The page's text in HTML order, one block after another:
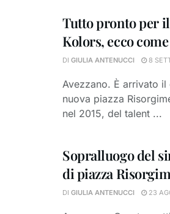
Tutto pronto per
Kolors, ecco
DI GIULIA ANTENUCCI 8
Avezzano. È arrivato
nuova piazza
nel 2015, del talent ...
Sopralluogo del
di piazza
DI GIULIA ANTENUCCI 23